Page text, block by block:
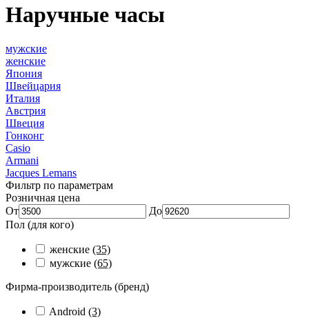
Наручные часы
мужские
женские
Япония
Швейцария
Италия
Австрия
Швеция
Гонконг
Casio
Armani
Jacques Lemans
Фильтр по параметрам
Розничная цена
От
До
Пол (для кого)
женские (35)
мужские (65)
Фирма-производитель (бренд)
Android (3)